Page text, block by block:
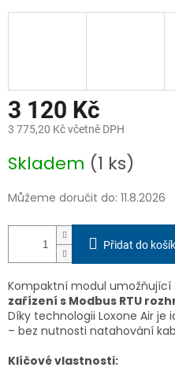
3 120 Kč
3 775,20 Kč včetně DPH
cena:
Skladem (1 ks)
Můžeme doručit do: 11.8.2026
Přidat do
Kompaktní modul umožňující
zařízení s Modbus RTU
Díky technologii Loxone Air
– bez nutnosti natahování
Klíčové vlastnosti: